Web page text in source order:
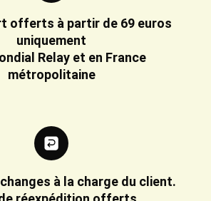
offerts à partir de 69 euros
uniquement
Relay et en France
métropolitaine
à la charge du client.